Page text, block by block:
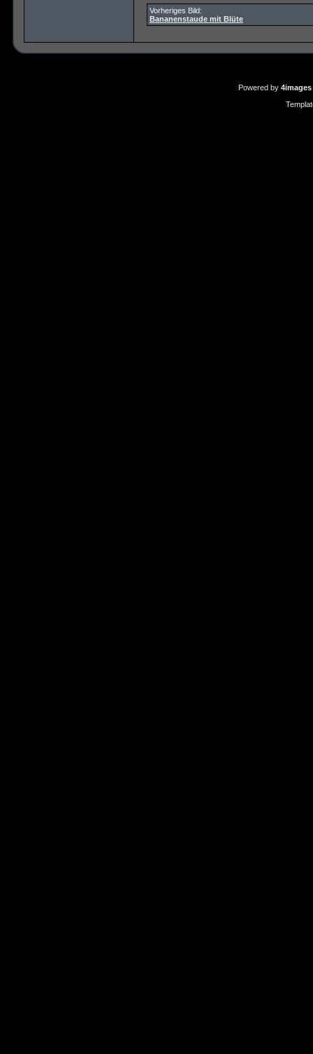
Vorheriges Bild:
Bananenstaude mit Blüte
Powered by 4images